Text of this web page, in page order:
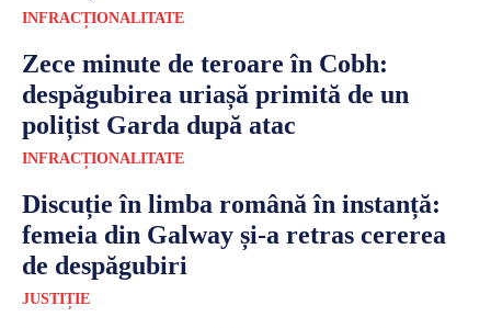
INFRACȚIONALITATE
Zece minute de teroare în Cobh:
despăgubirea uriașă primită de un
polițist Garda după atac
INFRACȚIONALITATE
Discuție în limba română în instanță:
femeia din Galway și-a retras cererea
de despăgubiri
JUSTIȚIE